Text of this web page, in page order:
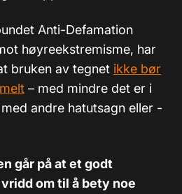
Anti-Defamation
høyreekstremisme, har
bruken av tegnet ikke bør
– med mindre det er i
andre hatutsagn eller -
går på at et godt
om til å bety noe